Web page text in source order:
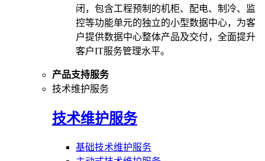
闭，包含工程预制的机柜、配电、制冷、监
控等功能单元的独立的小型数据中心，为客
户提供数据中心整体产品及交付，全面提升
客户IT服务管理水平。
产品支持服务
技术维护服务
技术维护服务
基础技术维护服务